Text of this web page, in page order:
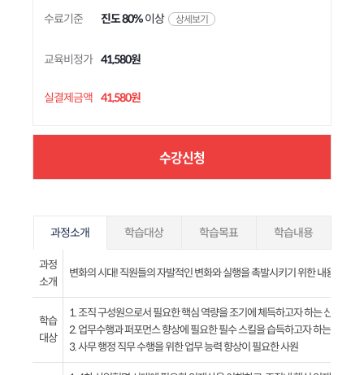
수료기준 진도 80%이상 상세보기
교육비정가 41,580원
실결제금액 41,580원
수강신청
과정소개 학습대상 학습목표 학습내용
과정
소개
변화의 시대! 직원들의 자발적인 변화와 실행을 촉발시키기 위한 내용을
학습
대상
1. 조직 구성원으로서 필요한 핵심 역량을 조기에 체득하고자 하는 신입사원
2. 업무수행과 퍼포먼스 향상에 필요한 필수 스킬을 습득하고자 하는 입사 2
3. 사무 행정 직무 수행을 위한 업무 능력 향상이 필요한 사원